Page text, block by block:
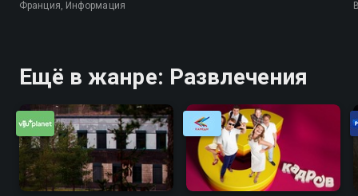
Франция, Информация
Ещё в жанре: Развлечения